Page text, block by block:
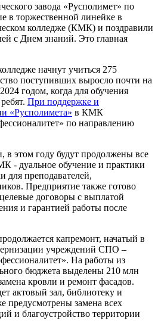
завода «Русполимет» по
в торжественной линейке в
колледже (КМК) и поздравили
с Днем знаний. Это главная
начнут учиться 275
поступивших выросло почти на
годом, когда для обучения
При поддержке и
«Русполимета» в КМК
по направлению
в этом году будут продолжены все
- дуальное обучение и практики
для преподавателей,
Предприятие также готово
договоры с выплатой
и гарантией работы после
капремонт, начатый в
учреждений СПО –
На работы из
бюджета выделены 210 млн
кровли и ремонт фасадов.
актовый зал, библиотеку и
предусмотрены замена всех
и благоустройство территории